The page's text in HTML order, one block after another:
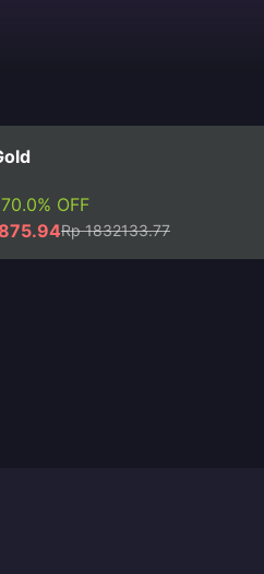
OFF
Rp 1832133.77